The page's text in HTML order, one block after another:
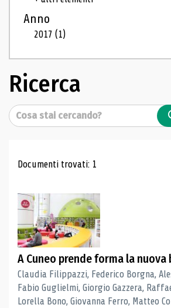
Anno
2017(1)
Ricerca
Cerca
Risultati di ricerca
Documenti trovati: 1
A Cuneo prende forma la
Claudia Filippazzi, Federico Borgna,
Fabio Guglielmi, Giorgio Gazzera,
Lorella Bono, Giovanna Ferro, Matteo